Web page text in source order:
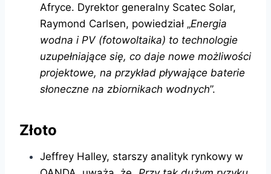
Afryce. Dyrektor generalny Scatec Solar,
Raymond Carlsen, powiedział „Energia
wodna i PV (fotowoltaika) to technologie
uzupełniające się, co daje nowe możliwości
projektowe, na przykład pływające baterie
słoneczne na zbiornikach wodnych”.
Złoto
Jeffrey Halley, starszy analityk rynkowy w